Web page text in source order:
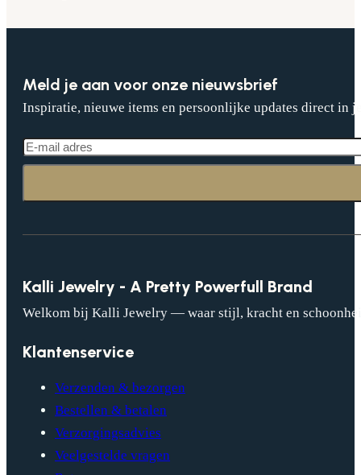
Meld je aan voor onze nieuwsbrief
Inspiratie, nieuwe items en persoonlijke updates direct in
Kalli Jewelry - A Pretty Powerfull Brand
Welkom bij Kalli Jewelry — waar stijl, kracht en
Klantenservice
Verzenden & bezorgen
Bestellen & betalen
Verzorgingsadvies
Veelgestelde vragen